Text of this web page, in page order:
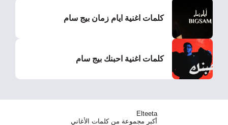
كلمات اغنية ايام زمان بيج سام
كلمات اغنية احبنك بيج سام
Elteeta
أكبر مجموعة من كلمات الأغاني